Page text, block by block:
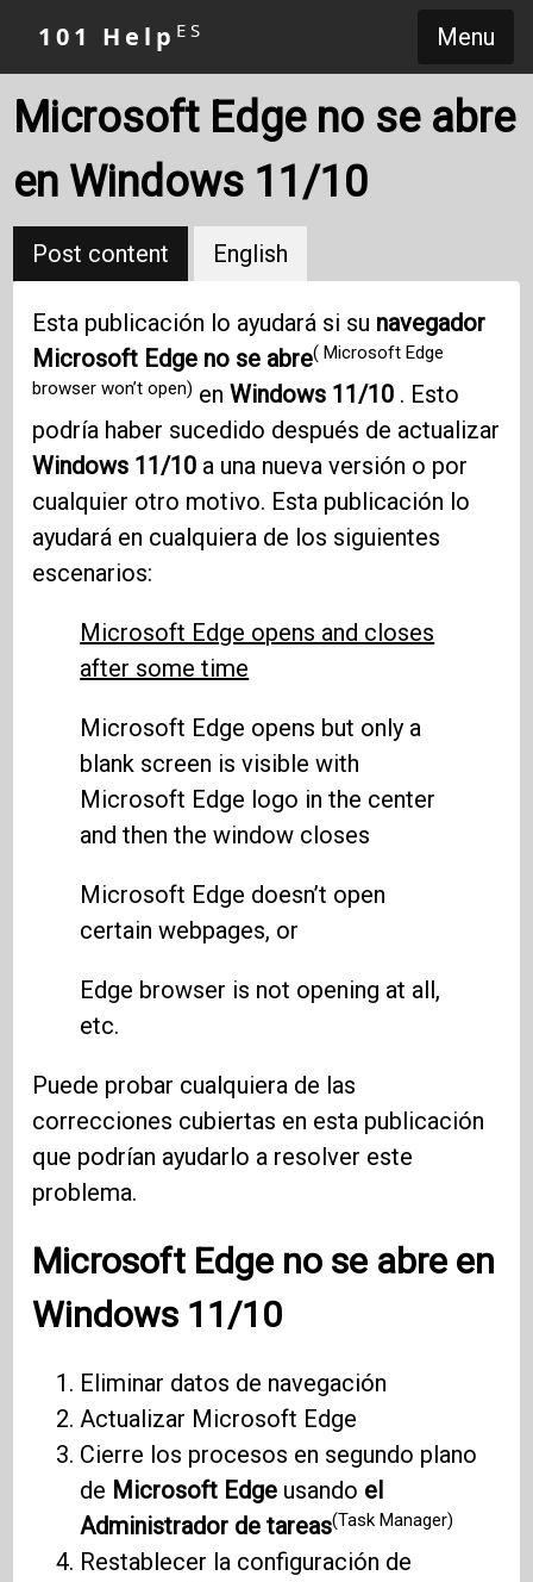
Menu
101 Help ES
Microsoft Edge no se abre
en Windows 11/10
Post content English
Esta publicación lo ayudará si su navegador
Microsoft Edge no se abre( Microsoft Edge
browser won’t open) enWindows 11/10 . Esto
podría haber sucedido después de actualizar
Windows 11/10 a una nueva versión o por
cualquier otro motivo. Esta publicación lo
ayudará en cualquiera de los siguientes
escenarios:
Microsoft Edge opens and closes
after some time
Microsoft Edge opens but only a
blank screen is visible with
Microsoft Edge logo in the center
and then the window closes
Microsoft Edge doesn’t open
certain webpages, or
Edge browser is not opening at all,
etc.
Puede probar cualquiera de las
correcciones cubiertas en esta publicación
que podrían ayudarlo a resolver este
problema.
Microsoft Edge no se abre en
Windows 11/10
Eliminar datos de navegación
Actualizar Microsoft Edge
Cierre los procesos en segundo plano
de Microsoft Edge usando el
Administrador de tareas(Task Manager)
Restablecer la configuración de